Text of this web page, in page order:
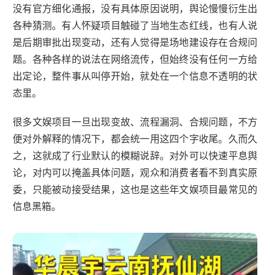
没有官方细化通报，没有具体原因说明，舆论慢慢衍生出
各种猜测。有人怀疑项目触碰了当地生态红线，也有人说
是后期审批出现变动，还有人觉得是场地建设存在合规问
题。各种各样的说法在网络流传，但始终没有任何一方给
出定论，整件事从叫停开始，就处在一个信息不透明的状
态里。
很多文娱项目一旦出现变故、流程漏洞、合规问题，不方
便对外解释的情况下，都会统一用这四个字收尾。久而久
之，这就成了行业默认的模糊说辞。对外可以快速平息舆
论，对内可以掩盖具体问题，观众和消费者看不到真实原
委，只能被动接受结果，这也是这些年文娱项目最常见的
信息黑箱。